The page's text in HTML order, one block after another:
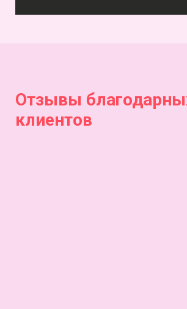
Отзывы
клиентов